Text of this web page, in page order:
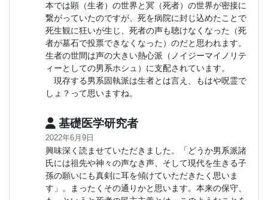
本では顕（生者）の世界と冥（死者）の世界が密接に
繋がっていたのですが、死を病院に封じ込めたことで
死生観に狂いが生じ、死者の声も聴けなくなった（死
者が墓石で投票できなくなった）のだと思われます。
生者の世間は声の大きい熱心派（ノイジーマイノリテ
ィーとしての男系ホシュ）に支配されています。
現存する男系固執派は生者とは言え、もはや呪霊で
しょ？って思いますね。
基礎医学研究者
2022年6月9日
興味深く読ませていただきました。「どうか男系派諸
氏には祖先や神々の声なき声、そして現代を生きる子
孫の願いにも真剣に耳を傾けていただきたく思いま
す」。まったくその通りかと思います。本来の保守、